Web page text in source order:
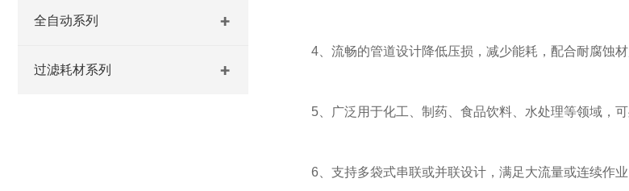
全自动系列
过滤耗材系列
4、流畅的管道设计降低压损，减少能耗，配合耐腐蚀材
5、广泛用于化工、制药、食品饮料、水处理等领域，可
6、支持多袋式串联或并联设计，满足大流量或连续作业